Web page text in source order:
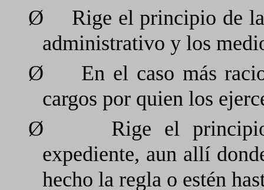
Ø
Rige el principio de
administrativo y los
Ø
En el caso más
cargos por quien los
Ø
Rige el
expediente, aun allí
hecho la regla o estén